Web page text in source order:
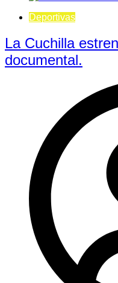
Deportivas
La Cuchilla
documental.